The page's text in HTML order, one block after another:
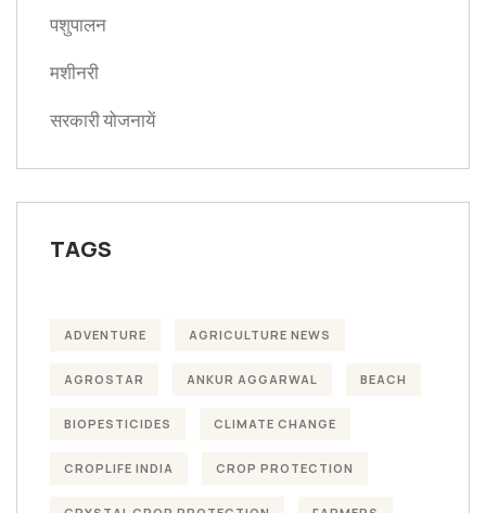
पशुपालन
मशीनरी
सरकारी योजनायें
TAGS
ADVENTURE AGRICULTURE NEWS
AGROSTAR ANKUR AGGARWAL BEACH
BIOPESTICIDES CLIMATE CHANGE
CROPLIFE INDIA CROP PROTECTION